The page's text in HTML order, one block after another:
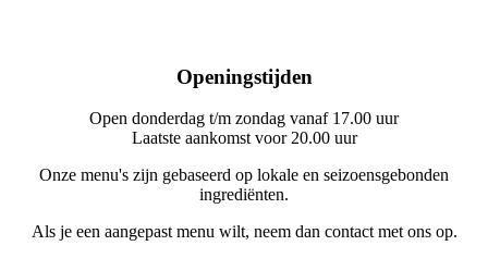
Openingstijden
Open donderdag t/m zondag vanaf 17.00 uur
Laatste aankomst voor 20.00 uur
Onze menu's zijn gebaseerd op lokale en seizoensgebonden
ingrediënten.
Als je een aangepast menu wilt, neem dan contact met ons op.